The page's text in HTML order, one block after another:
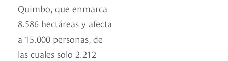
Quimbo, que enmarca
8.586 hectáreas y afecta
a 15.000 personas, de
las cuales solo 2.212